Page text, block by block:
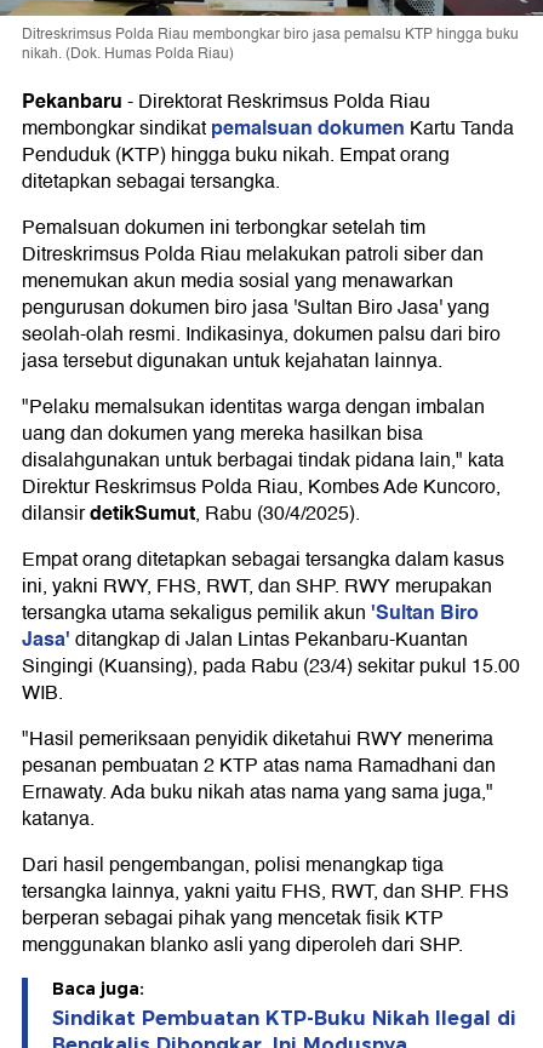
Ditreskrimsus Polda Riau membongkar biro jasa pemalsu KTP hingga buku
nikah. (Dok. Humas Polda Riau)
Pekanbaru-Direktorat Reskrimsus Polda Riau
membongkar sindikatpemalsuan dokumen Kartu Tanda
Penduduk (KTP) hingga buku nikah. Empat orang
ditetapkan sebagai tersangka.
Pemalsuan dokumen ini terbongkar setelah tim
Ditreskrimsus Polda Riau melakukan patroli siber dan
menemukan akun media sosial yang menawarkan
pengurusan dokumen biro jasa 'Sultan Biro Jasa' yang
seolah-olah resmi. Indikasinya, dokumen palsu dari biro
jasa tersebut digunakan untuk kejahatan lainnya.
"Pelaku memalsukan identitas warga dengan imbalan
uang dan dokumen yang mereka hasilkan bisa
disalahgunakan untuk berbagai tindak pidana lain," kata
Direktur Reskrimsus Polda Riau, Kombes Ade Kuncoro,
dilansirdetikSumut, Rabu (30/4/2025).
Empat orang ditetapkan sebagai tersangka dalam kasus
ini, yakni RWY, FHS, RWT, dan SHP. RWY merupakan
tersangka utama sekaligus pemilik akun'Sultan Biro
Jasa'ditangkap di Jalan Lintas Pekanbaru-Kuantan
Singingi (Kuansing), pada Rabu (23/4) sekitar pukul 15.00
WIB.
"Hasil pemeriksaan penyidik diketahui RWY menerima
pesanan pembuatan 2 KTP atas nama Ramadhani dan
Ernawaty. Ada buku nikah atas nama yang sama juga,"
katanya.
Dari hasil pengembangan, polisi menangkap tiga
tersangka lainnya, yakni yaitu FHS, RWT, dan SHP. FHS
berperan sebagai pihak yang mencetak fisik KTP
menggunakan blanko asli yang diperoleh dari SHP.
Baca juga:
Sindikat Pembuatan KTP-Buku Nikah Ilegal di